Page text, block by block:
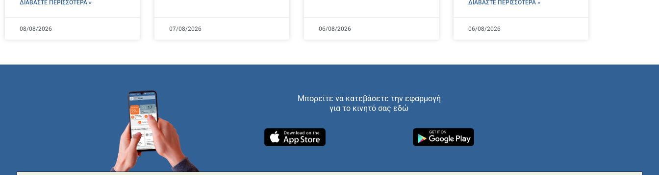
ΔΙΑΒΑΣΤΕ ΠΕΡΙΣΣΌΤΕΡΑ »
08/08/2026 07/08/2026 06/08/2026
ΔΙΑΒΑΣΤΕ ΠΕΡΙΣΣΌΤΕΡΑ »
06/08/2026
Μπορείτε να κατεβάσετε την εφαρμογή
για το κινητό σας εδώ